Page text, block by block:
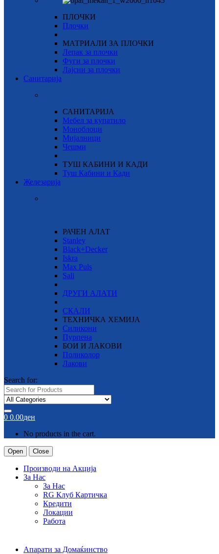
ПЛОЧКИ
Плочки
МАТРИАЛИ ЗА ПЛОЧКИ
Лепак за плочки
Фуги за плочки
Лајсни за плочки
Санитарија
САНИТАРИЈА
Мебел за купатило
Моноблоци
Мијалници
Чешми
ТУШ КАБИНИ И КАДИ
Туш Кабини и Кади
Железарија
РАЧЕН АЛАТ
Stanley
Black+Decker
Iskra
Max Puls
Sali
ДРУГИ АЛАТИ
СКАЛИ
ТЕХНИЧКА ХЕМИЈА
Силикони
Пурпена
БОИ И ЛАКОВИ
Поликолор
Лакови
Search for:
0 0.00ден
No products in the cart.
Open Close
Производи на Акција
За Нас
За Нас
RG Клуб Картичка
Кредити
Локации
Работа
Апарати за Домаќинство